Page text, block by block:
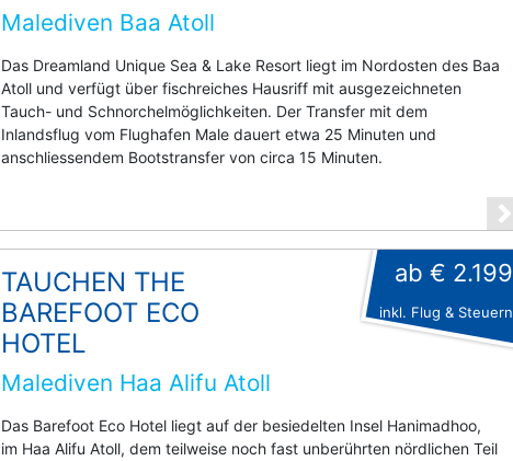
Malediven Baa Atoll
Das Dreamland Unique Sea & Lake Resort liegt im Nordosten des Baa
Atoll und verfügt über fischreiches Hausriff mit ausgezeichneten
Tauch- und Schnorchelmöglichkeiten. Der Transfer mit dem
Inlandsflug vom Flughafen Male dauert etwa 25 Minuten und
anschliessendem Bootstransfer von circa 15 Minuten.
TAUCHEN THE
BAREFOOT ECO
HOTEL
Malediven Haa Alifu Atoll
Das Barefoot Eco Hotel liegt auf der besiedelten Insel Hanimadhoo,
im Haa Alifu Atoll, dem teilweise noch fast unberührten nördlichen Teil
ab € 2.199
inkl. Flug & Steuern